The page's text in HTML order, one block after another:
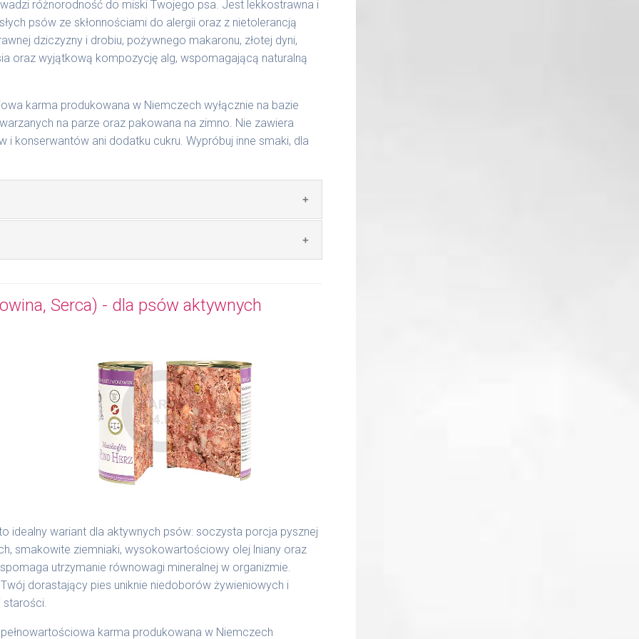
Indywidualne potrzeby zależne są od rasy,
czynników.
1017 | 800 g/1025
różnorodność do miski Twojego psa. Jest lekkostrawna i
psów ze skłonnościami do alergii oraz z nietolerancją
dziczyzny i drobiu, pożywnego makaronu, złotej dyni,
oraz wyjątkową kompozycję alg, wspomagającą naturalną
karma produkowana w Niemczech wyłącznie na bazie
na parze oraz pakowana na zimno. Nie zawiera
konserwantów ani dodatku cukru. Wypróbuj inne smaki, dla
49% dziczyzna, 20% drób, 4% makaron, 4%
z łososia.
do naszych karm są składnikami spożywczymi
w lodówce, nie dłużej niż 2 dni.
Indywidualne potrzeby zależne są od rasy,
czynników.
1018 | 800 g/1026
Serca) - dla psów aktywnych
idealny wariant dla aktywnych psów: soczysta porcja pysznej
smakowite ziemniaki, wysokowartościowy olej lniany oraz
utrzymanie równowagi mineralnej w organizmie.
dorastający pies uniknie niedoborów żywieniowych i
starości.
karma produkowana w Niemczech